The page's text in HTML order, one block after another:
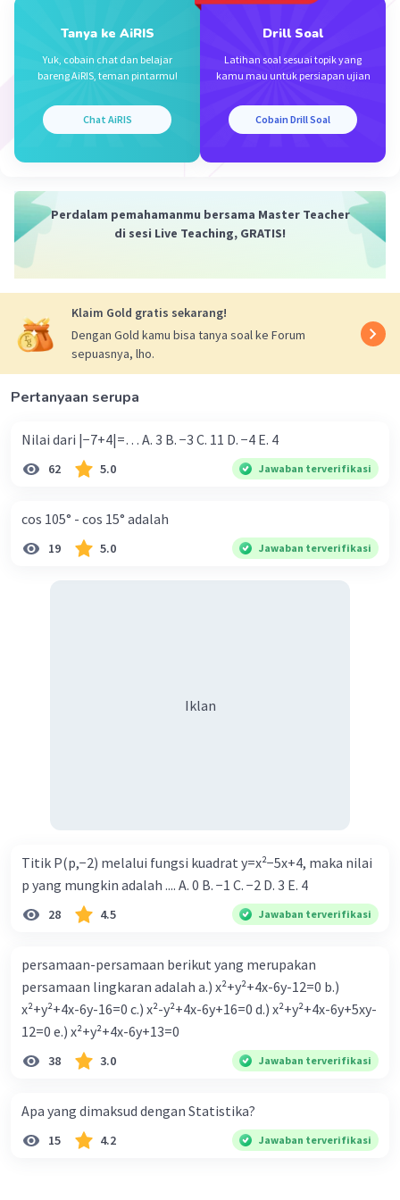
Tanya ke AiRIS
Yuk, cobain chat dan belajar
bareng AiRIS, teman pintarmu!
Chat AiRIS
Drill Soal
Latihan soal sesuai topik yang
kamu mau untuk persiapan ujian
Cobain Drill Soal
Perdalam pemahamanmu bersama Master Teacher
di sesi Live Teaching, GRATIS!
Klaim Gold gratis sekarang!
Dengan Gold kamu bisa tanya soal ke Forum
sepuasnya, lho.
Pertanyaan serupa
Nilai dari |−7+4|=… A. 3 B. −3 C. 11 D. −4 E. 4
62 5.0 Jawaban terverifikasi
cos 105° - cos 15° adalah
19 5.0 Jawaban terverifikasi
Iklan
Titik P(p,−2) melalui fungsi kuadrat y=x²−5x+4, maka nilai
p yang mungkin adalah .... A. 0 B. −1 C. −2 D. 3 E. 4
28 4.5 Jawaban terverifikasi
persamaan-persamaan berikut yang merupakan
persamaan lingkaran adalah a.) x²+y²+4x-6y-12=0 b.)
x²+y²+4x-6y-16=0 c.) x²-y²+4x-6y+16=0 d.) x²+y²+4x-6y+5xy-
12=0 e.) x²+y²+4x-6y+13=0
38 3.0 Jawaban terverifikasi
Apa yang dimaksud dengan Statistika?
15 4.2 Jawaban terverifikasi